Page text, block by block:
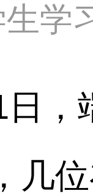
生
几